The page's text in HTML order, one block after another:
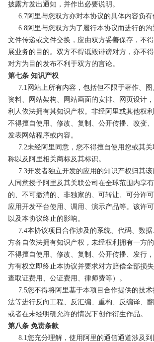
披露方发出通知，并作出必要说明。
6.7阿里与您双方亦对本协议的具体内容负有
6.8阿里与您双方为了履行本协议而进行的沟
文件传递或文件交换，应由双方妥善保存，不
展业务的目的。双方不得诋毁诽谤对方，亦不
对方为目的发布不利于双方的言论。
第七条 知识产权
7.1网站上所有内容，包括但不限于著作、图
资料、网站架构、网站画面的安排、网页设计
利人依法拥有其知识产权。非经阿里或其他权
不得擅自使用、修改、复制、公开传播、改变
发表网站程序或内容。
7.2未经阿里同意，您不得擅自使用您或其关
称以及阿里相关商标及其标识。
7.3开发者独立开发的应用的知识产权归其该
人同意授予阿里及其关联公司在全球范围内享
的、不可撤消的、非独家的、可转让、可分许
应用开发平台使用、调用、演示产品等。该许
以及本协议终止的影响。
7.4本协议项目合作涉及的系统、代码、数据
方各自依法拥有知识产权，未经权利拥有一方
不得擅自使用、修改、复制、公开传播、发行
方有权立即终止本协议并要求对方赔偿全部损
查取证费用、公证费用、律师费等）。
7.5您不得将阿里基于本项目合作提供的技术
法等进行反向工程、反汇编、重构、反编译、
或者在未经明确允许的情况下创作衍生作品。
第八条 免责条款
8.1您充分理解，使用阿里的通信通道涉及到